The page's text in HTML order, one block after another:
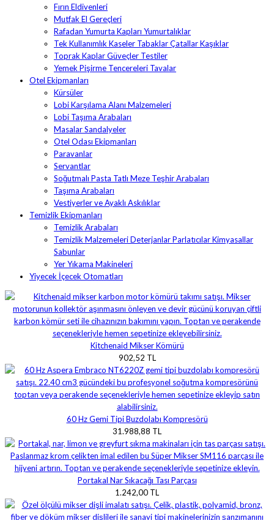
Fırın Eldivenleri
Mutfak El Gereçleri
Rafadan Yumurta Kapları Yumurtalıklar
Tek Kullanımlık Kaseler Tabaklar Çatallar Kaşıklar
Toprak Kaplar Güveçler Testiler
Yemek Pişirme Tencereleri Tavalar
Otel Ekipmanları
Kürsüler
Lobi Karşılama Alanı Malzemeleri
Lobi Taşıma Arabaları
Masalar Sandalyeler
Otel Odası Ekipmanları
Paravanlar
Servantlar
Soğutmalı Pasta Tatlı Meze Teşhir Arabaları
Taşıma Arabaları
Vestiyerler ve Ayaklı Askılıklar
Temizlik Ekipmanları
Temizlik Arabaları
Temizlik Malzemeleri Deterjanlar Parlatıcılar Kimyasallar
Sabunlar
Yer Yıkama Makineleri
Yiyecek İçecek Otomatları
Kitchenaid Mikser Kömürü
902,52 TL
60 Hz Gemi Tipi Buzdolabı Kompresörü
31.988,88 TL
Portakal Nar Sıkacağı Tası Parçası
1.242,00 TL